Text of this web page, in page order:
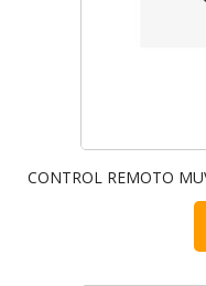
CONTROL REMOTO